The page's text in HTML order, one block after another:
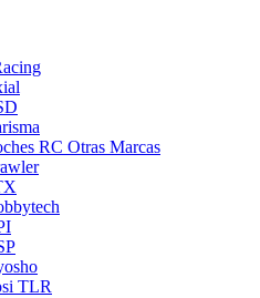
RC Otras Marcas
TLR